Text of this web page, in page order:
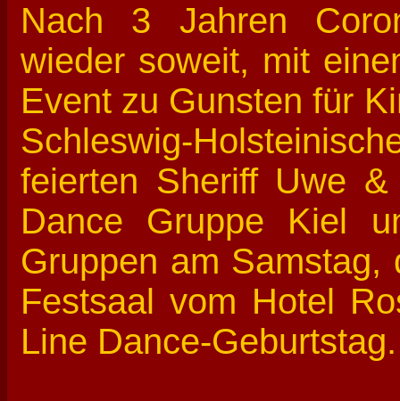
Nach 3 Jahren
wieder soweit, mit
Event zu Gunsten für
Schleswig-
feierten Sheriff Uwe
Dance Gruppe Kiel
Gruppen am
Festsaal vom Hotel
Line Dance-Geburtstag.